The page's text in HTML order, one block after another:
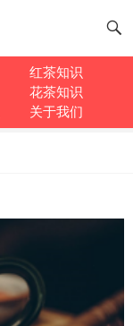
红茶知识
花茶知识
关于我们